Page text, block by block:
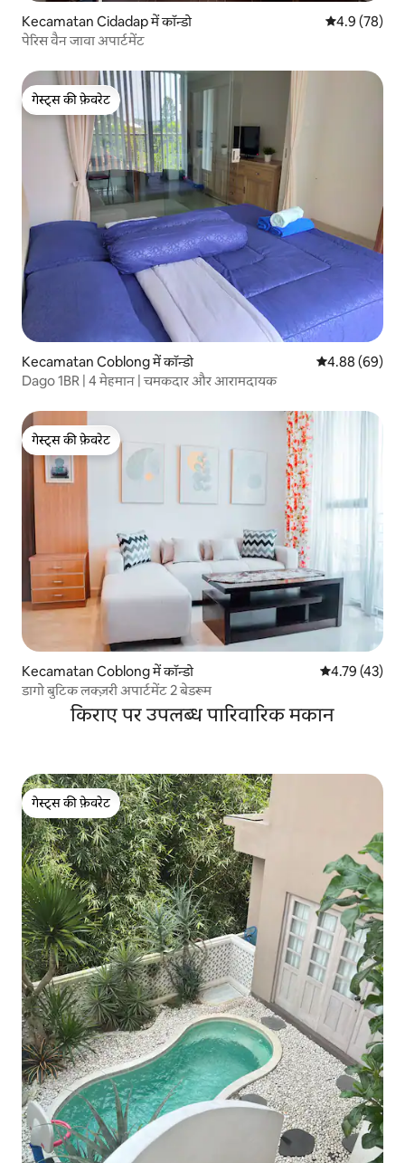
Kecamatan Cidadap में कॉन्डो औसत रेटिंग 5 में
4.9 (78)
पेरिस वैन जावा अपार्टमेंट
गेस्ट्स की फ़ेवरेट
गेस्ट्स की फ़ेवरेट
Kecamatan Coblong में कॉन्डो औसत रेटिंग 5 में
4.88 (69)
Dago 1BR | 4 मेहमान | चमकदार और आरामदायक
गेस्ट्स की फ़ेवरेट
गेस्ट्स की फ़ेवरेट
Kecamatan Coblong में कॉन्डो औसत रेटिंग 5 में
4.79 (43)
डागो बुटिक लक्ज़री अपार्टमेंट 2 बेडरूम
किराए पर उपलब्ध पारिवारिक मकान
गेस्ट्स की फ़ेवरेट
गेस्ट्स की फ़ेवरेट